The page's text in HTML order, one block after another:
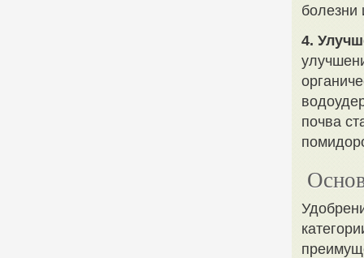
болезни
4.
почва